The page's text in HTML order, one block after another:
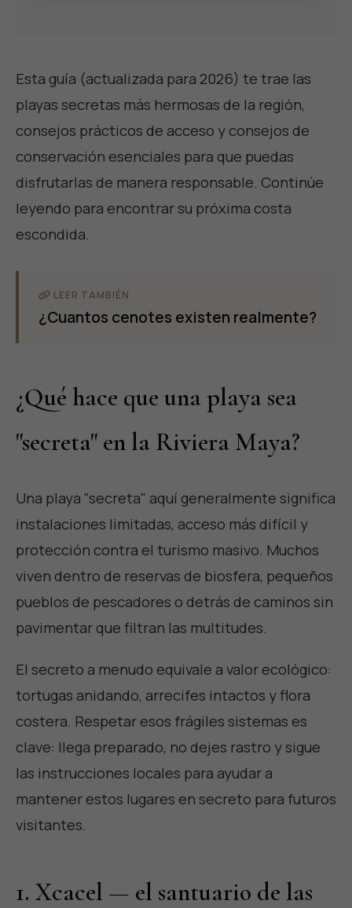
Esta guía (actualizada para 2026) te trae las
playas secretas más hermosas de la región,
consejos prácticos de acceso y consejos de
conservación esenciales para que puedas
disfrutarlas de manera responsable. Continúe
leyendo para encontrar su próxima costa
escondida.
LEER TAMBIÉN
¿Cuantos cenotes existen realmente?
¿Qué hace que una playa sea
"secreta" en la Riviera Maya?
Una playa "secreta" aquí generalmente significa
instalaciones limitadas, acceso más difícil y
protección contra el turismo masivo. Muchos
viven dentro de reservas de biosfera, pequeños
pueblos de pescadores o detrás de caminos sin
pavimentar que filtran las multitudes.
El secreto a menudo equivale a valor ecológico:
tortugas anidando, arrecifes intactos y flora
costera. Respetar esos frágiles sistemas es
clave: llega preparado, no dejes rastro y sigue
las instrucciones locales para ayudar a
mantener estos lugares en secreto para futuros
visitantes.
1. Xcacel — el santuario de las